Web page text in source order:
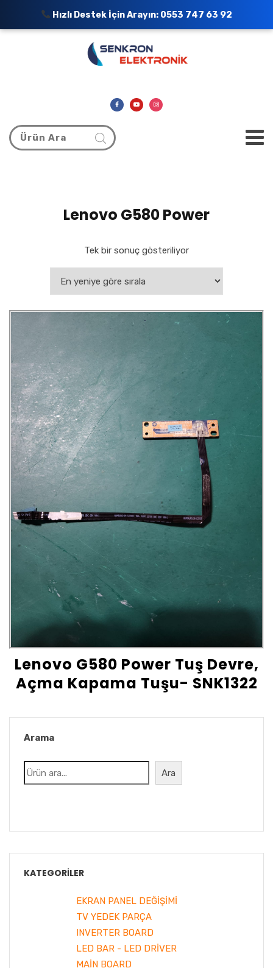
Lenovo G580 Power
Tek bir sonuç gösteriliyor
Lenovo G580 Power Tuş Devre,
Açma Kapama Tuşu- SNK1322
Arama
Ara
KATEGORILER
EKRAN PANEL DEĞİŞİMİ
TV YEDEK PARÇA
INVERTER BOARD
LED BAR - LED DRİVER
MAİN BOARD
Hızlı Destek İçin Arayın: 0553 747 63 92